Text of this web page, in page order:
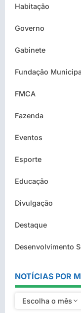
Habitação
Governo
Gabinete
Fundação
FMCA
Fazenda
Eventos
Esporte
Educação
Divulgação
Destaque
Desenvolvimento
NOTÍCIAS POR
Escolha o mês